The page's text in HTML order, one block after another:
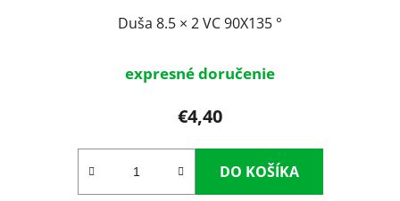
Duša 8.5 × 2 VC 90X135 °
expresné doručenie
€4,40
DO KOŠÍKA